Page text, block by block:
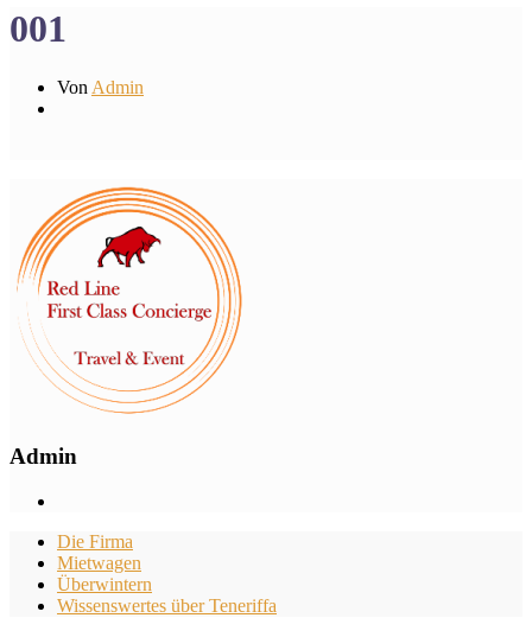
001
Von Admin
Admin
Die Firma
Mietwagen
Überwintern
Wissenswertes über Teneriffa